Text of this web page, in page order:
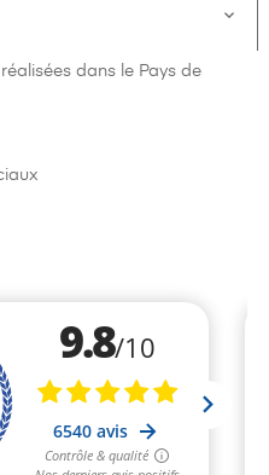

dans le Pays de